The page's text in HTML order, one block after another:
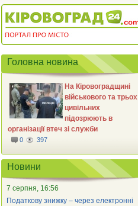
Головна новина
На Кіровоградщині
військового та трьох
цивільних
підозрюють в
організації втеч зі служби
0 397
Новини
7 серпня, 16:56
Податкову знижку – через електронні